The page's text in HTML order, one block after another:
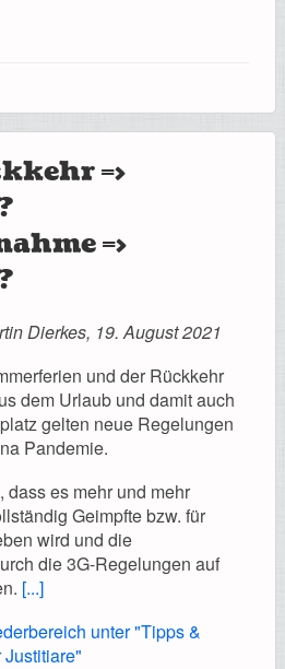
=>
=>
Dierkes, 19. August 2021
und der Rückkehr
dem Urlaub und damit auch
gelten neue Regelungen
Pandemie.
dass es mehr und mehr
Geimpfte bzw. für
wird und die
die 3G-Regelungen auf
[...]
unter "Tipps &
Justitiare"